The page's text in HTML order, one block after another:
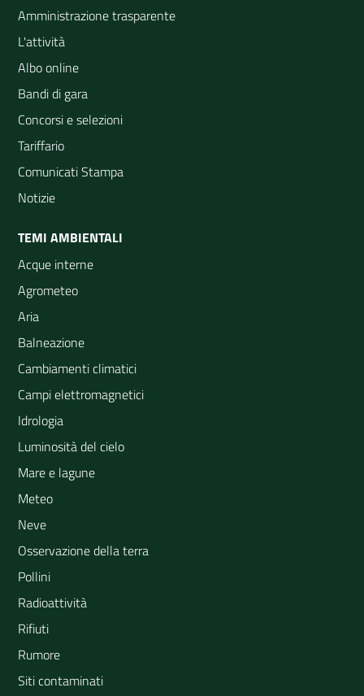
Amministrazione trasparente
L'attività
Albo online
Bandi di gara
Concorsi e selezioni
Tariffario
Comunicati Stampa
Notizie
TEMI AMBIENTALI
Acque interne
Agrometeo
Aria
Balneazione
Cambiamenti climatici
Campi elettromagnetici
Idrologia
Luminosità del cielo
Mare e lagune
Meteo
Neve
Osservazione della terra
Pollini
Radioattività
Rifiuti
Rumore
Siti contaminati